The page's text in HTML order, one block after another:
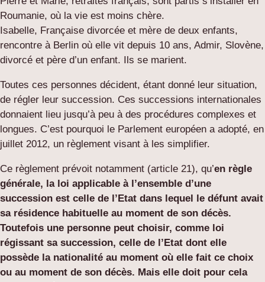
Roumanie, où la vie est moins chère.
Isabelle, Française divorcée et mère de deux enfants,
rencontre à Berlin où elle vit depuis 10 ans, Admir, Slovène,
divorcé et père d’un enfant. Ils se marient.
Toutes ces personnes décident, étant donné leur situation,
de régler leur succession. Ces successions internationales
donnaient lieu jusqu’à peu à des procédures complexes et
longues. C’est pourquoi le Parlement européen a adopté, en
juillet 2012, un règlement visant à les simplifier.
Ce règlement prévoit notamment (article 21), qu’en règle
générale, la loi applicable à l’ensemble d’une
succession est celle de l’Etat dans lequel le défunt avait
sa résidence habituelle au moment de son décès.
Toutefois une personne peut choisir, comme loi
régissant sa succession, celle de l’Etat dont elle
possède la nationalité au moment où elle fait ce choix
ou au moment de son décès. Mais elle doit pour cela